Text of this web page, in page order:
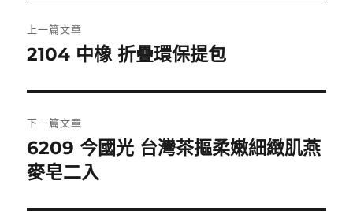
章
覽
上一篇文章
上
篇
文
章:
2104 中橡 折疊環保提包
下一篇文章
下
一
文
6209 今國光 台灣茶摳柔嫩細緻肌燕
麥皂二入